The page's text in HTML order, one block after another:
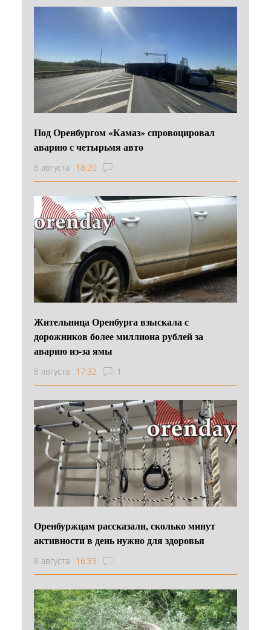
Под Оренбургом «Камаз» спровоцировал
аварию с четырьмя авто
8 августа 18:20
Жительница Оренбурга взыскала с
дорожников более миллиона рублей за
аварию из-за ямы
8 августа 17:32 1
Оренбуржцам рассказали, сколько минут
активности в день нужно для здоровья
8 августа 16:33